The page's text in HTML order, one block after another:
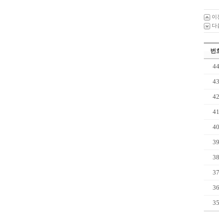
이
다
번
44
43
42
41
40
39
38
37
36
35